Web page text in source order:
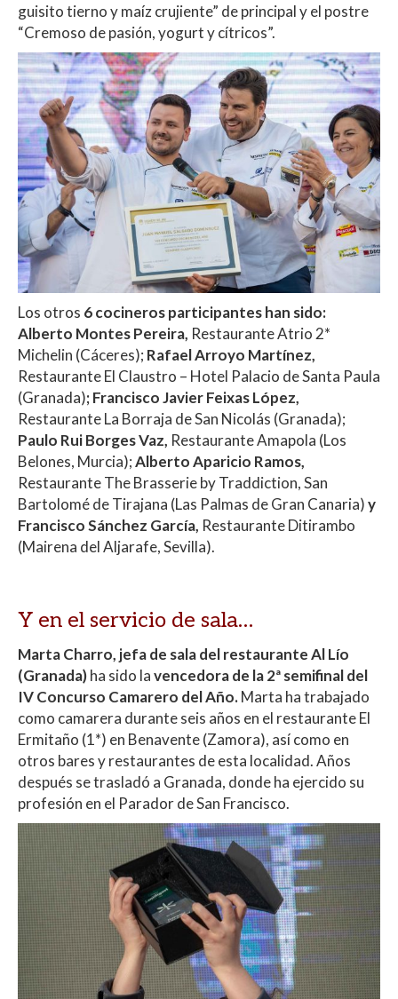
guisito tierno y maíz crujiente” de principal y el postre
“Cremoso de pasión, yogurt y cítricos”.
Los otros 6 cocineros participantes han sido:
Alberto Montes Pereira, Restaurante Atrio 2*
Michelin (Cáceres); Rafael Arroyo Martínez,
Restaurante El Claustro – Hotel Palacio de Santa Paula
(Granada);Francisco Javier Feixas López,
Restaurante La Borraja de San Nicolás (Granada);
Paulo Rui Borges Vaz, Restaurante Amapola (Los
Belones, Murcia);Alberto Aparicio Ramos,
Restaurante The Brasserie by Traddiction, San
Bartolomé de Tirajana (Las Palmas de Gran Canaria)y
Francisco Sánchez García, Restaurante Ditirambo
(Mairena del Aljarafe, Sevilla).
Y en el servicio de sala…
Marta Charro, jefa de sala del restauranteAl Lío
(Granada)ha sido lavencedora de la 2ª semifinal del
IV Concurso Camarero del Año.Marta ha trabajado
como camarera durante seis años en el restaurante El
Ermitaño (1*) en Benavente (Zamora), así como en
otros bares y restaurantes de esta localidad. Años
después se trasladó a Granada, donde ha ejercido su
profesión en el Parador de San Francisco.